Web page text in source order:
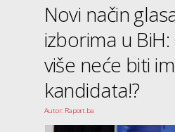
Novi način
izborima u
više neće biti
kandidata!?
Autor: Raport.ba